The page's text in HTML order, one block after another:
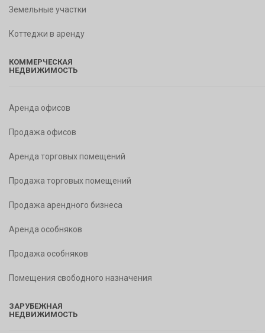
Земельные участки
Коттеджи в аренду
КОММЕРЧЕСКАЯ
НЕДВИЖИМОСТЬ
Аренда офисов
Продажа офисов
Аренда торговых помещений
Продажа торговых помещений
Продажа арендного бизнеса
Аренда особняков
Продажа особняков
Помещения свободного назначения
ЗАРУБЕЖНАЯ
НЕДВИЖИМОСТЬ